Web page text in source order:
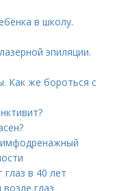
в школу.
эпиляции.
Как же бороться с
в 40 лет
глаз